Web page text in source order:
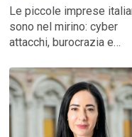
Le piccole imprese
sono nel mirino: cyber
attacchi, burocrazia e
minano la competitività
tessuto produttivo
nazionale. È urgente un
cambio di paradigma nelle